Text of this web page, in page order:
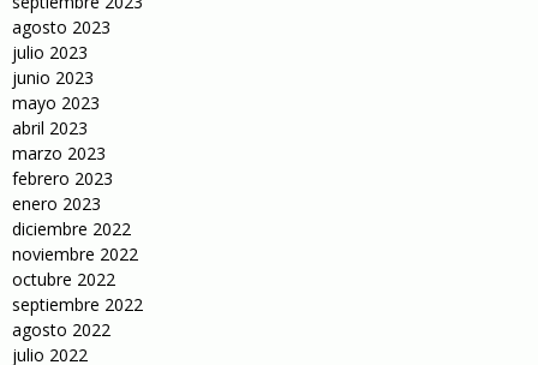
agosto 2023
julio 2023
junio 2023
mayo 2023
abril 2023
marzo 2023
febrero 2023
enero 2023
diciembre 2022
noviembre 2022
octubre 2022
septiembre 2022
agosto 2022
julio 2022